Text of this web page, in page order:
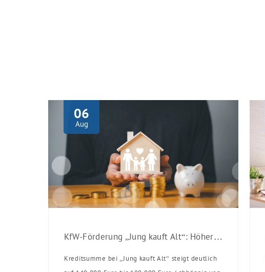
06
Aug
KfW-Förderung „Jung kauft Alt“: Höhere Kredite ab August 2026
Kreditsumme bei „Jung kauft Alt“ steigt deutlich